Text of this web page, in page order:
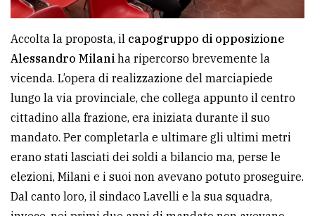
Accolta la proposta, il capogruppo di opposizione
Alessandro Milani ha ripercorso brevemente la
vicenda. L’opera di realizzazione del marciapiede
lungo la via provinciale, che collega appunto il centro
cittadino alla frazione, era iniziata durante il suo
mandato. Per completarla e ultimare gli ultimi metri
erano stati lasciati dei soldi a bilancio ma, perse le
elezioni, Milani e i suoi non avevano potuto proseguire.
Dal canto loro, il sindaco Lavelli e la sua squadra,